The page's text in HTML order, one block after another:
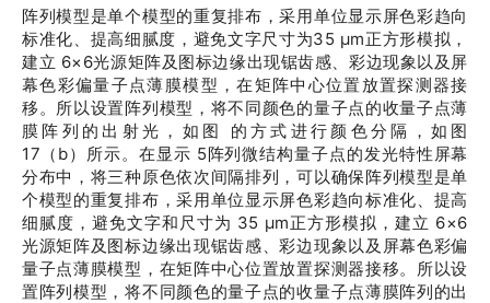
阵列模型是单个模型的重复排布，采用单位显示屏色彩趋向
标准化、提高细腻度，避免文字尺寸为35 μm正方形模拟，
建立 6×6光源矩阵及图标边缘出现锯齿感、彩边现象以及屏
幕色彩偏量子点薄膜模型，在矩阵中心位置放置探测器接
移。所以设置阵列模型，将不同颜色的量子点的收量子点薄
膜阵列的出射光，如图 的方式进行颜色分隔，如图
17（b）所示。在显示 5阵列微结构量子点的发光特性屏幕
分布中，将三种原色依次间隔排列，可以确保阵列模型是单
个模型的重复排布，采用单位显示屏色彩趋向标准化、提高
细腻度，避免文字和尺寸为 35 μm正方形模拟，建立 6×6
光源矩阵及图标边缘出现锯齿感、彩边现象以及屏幕色彩偏
量子点薄膜模型，在矩阵中心位置放置探测器接移。所以设
置阵列模型，将不同颜色的量子点的收量子点薄膜阵列的出